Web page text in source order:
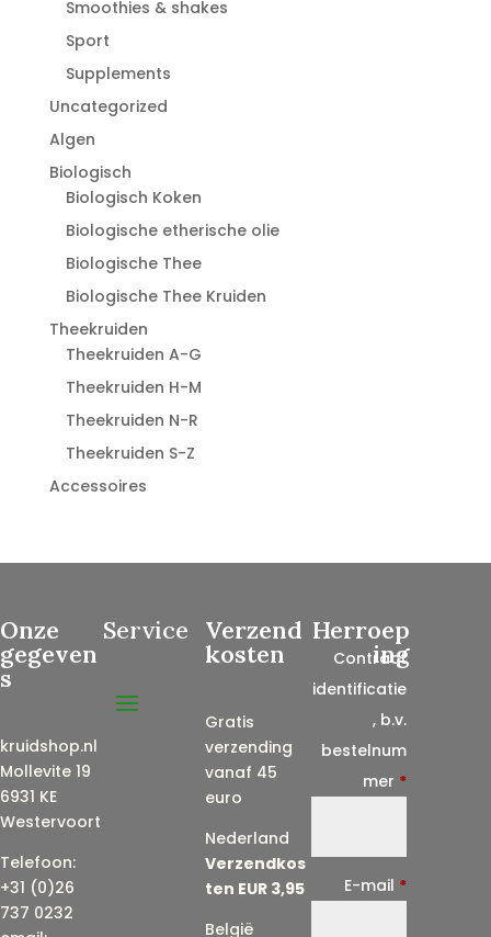
Smoothies & shakes
Sport
Supplements
Uncategorized
Algen
Biologisch
Biologisch Koken
Biologische etherische olie
Biologische Thee
Biologische Thee Kruiden
Theekruiden
Theekruiden A-G
Theekruiden H-M
Theekruiden N-R
Theekruiden S-Z
Accessoires
Onze
gegeven
s
kruidshop.nl
Mollevite 19
6931 KE
Westervoort
Telefoon:
+31 (0)26
737 0232
Service Verzend
kosten
Gratis
verzending
vanaf 45
euro
Nederland
Verzendkos
ten EUR 3,95
België
Herroep
ing
Contract
identificatie
, b.v.
bestelnum
mer *
E-mail *